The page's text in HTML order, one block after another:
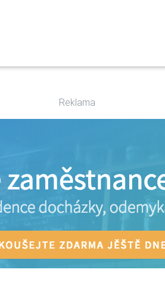
Reklama